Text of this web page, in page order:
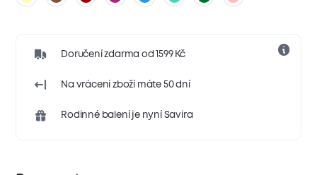
Doručení zdarma od 1599 Kč
Na vrácení zboží máte 50 dní
Rodinné balení je nyní Savira